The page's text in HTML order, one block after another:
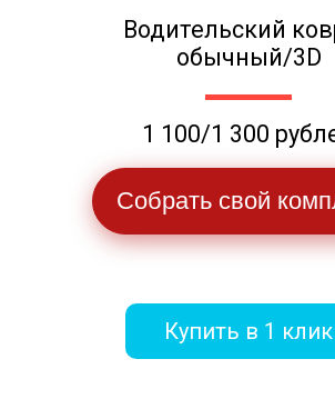
Водительский
обычный/3D
1 100/1 300
Собрать свой
Купить в 1 клик